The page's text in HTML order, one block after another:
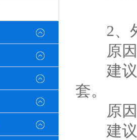
2、外
原因1
建议
套。
原因2
建议